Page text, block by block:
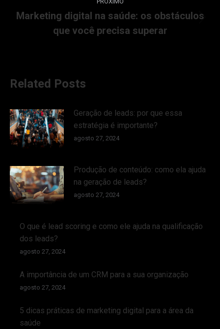
Marketing digital na saúde: os obstáculos
que você precisa superar
Related Posts
Geração de leads: por que essa
estratégia é importante?
agosto 27, 2024
Produção de conteúdo: como ela ajuda
na geração de leads?
agosto 27, 2024
O que é lead scoring e como ele ajuda na qualificação
dos leads?
agosto 27, 2024
A importância de um CRM para a sua organização
agosto 27, 2024
5 dicas práticas de marketing digital para a área da
saúde